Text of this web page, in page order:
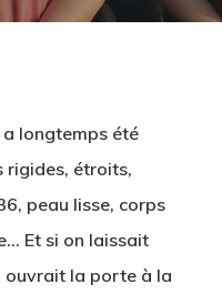
longtemps été
rigides, étroits,
peau lisse, corps
Et si on laissait
ouvrait la porte à la